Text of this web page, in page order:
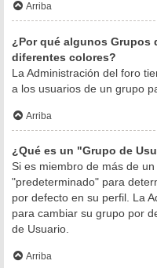
Arriba
¿Por qué algunos Grupos
diferentes colores?
La Administración del foro
a los usuarios de un grupo
Arriba
¿Qué es un "Grupo de
Si es miembro de más de
"predeterminado" para
por defecto en su perfil. La
para cambiar su grupo por
de Usuario.
Arriba